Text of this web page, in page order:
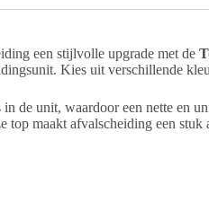
een stijlvolle upgrade met de
Kies uit verschillende
in de unit, waardoor een nette en
top maakt afvalscheiding een stuk